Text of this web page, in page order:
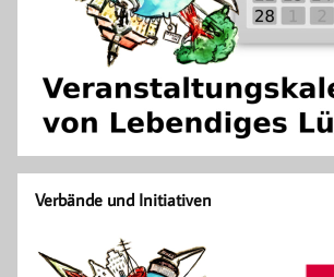
Verbände und Initiativen